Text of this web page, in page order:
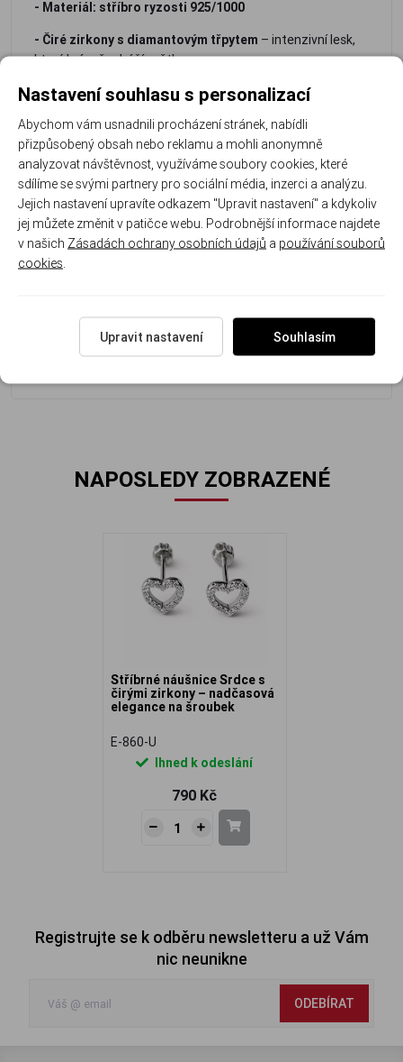
- Materiál: stříbro ryzosti 925/1000
- Čiré zirkony s diamantovým třpytem – intenzivní lesk,
který krásně odráží světlo
- Bezpečné šroubovací zapínání– minimalizuje riziko
- Nadčasový motiv srdce– symbol lásky, elegance a
ženskosti
- Perfektní jako dárek – romantický šperk, který potěší při
narozeninách, výročí i jen tak
Rozměr náušnice: 0,7 cm x 0,7 cm. Hmotnost náušnic: 1.2
NAPOSLEDY ZOBRAZENÉ
Stříbrné náušnice Srdce s
čirými zirkony – nadčasová
elegance na šroubek
E-860-U
Ihned k odeslání
790 Kč
Registrujte se k odběru newsletteru a už Vám
nic neunikne
ODEBÍRAT
Nastavení souhlasu s personalizací
Abychom vám usnadnili procházení stránek, nabídli
přizpůsobený obsah nebo reklamu a mohli anonymně
analyzovat návštěvnost, využíváme soubory cookies, které
sdílíme se svými partnery pro sociální média, inzerci a analýzu.
Jejich nastavení upravíte odkazem "Upravit nastavení" a kdykoliv
jej můžete změnit v patičce webu. Podrobnější informace najdete
v našich Zásadách ochrany osobních údajů a používání souborů
cookies
Upravit nastavení Souhlasím